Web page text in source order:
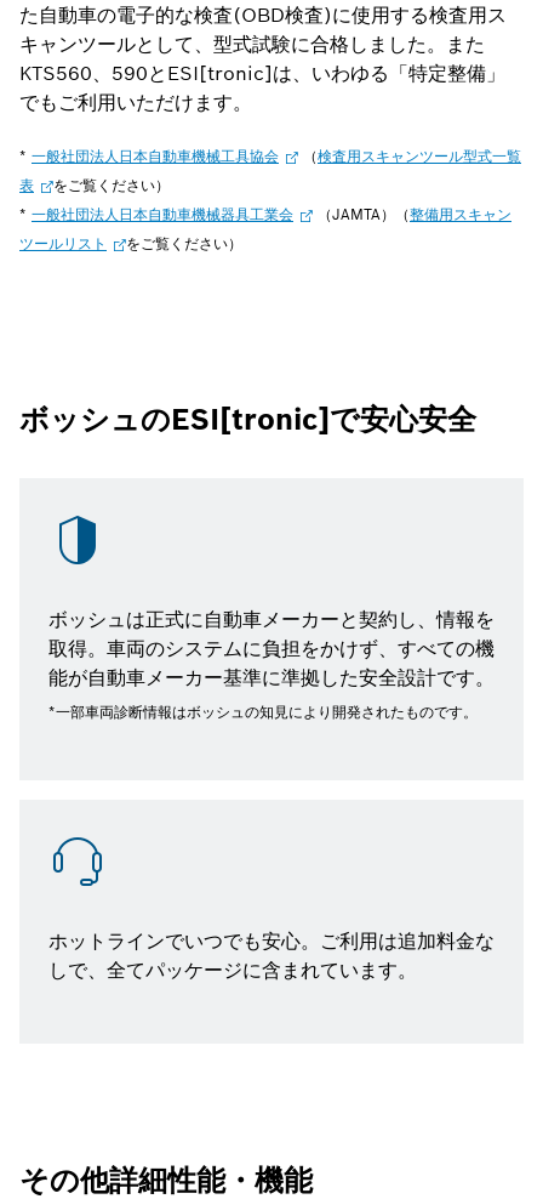
た自動車の電子的な検査(OBD検査)に使用する検査用ス
キャンツールとして、型式試験に合格しました。また
KTS560、590とESI[tronic]は、いわゆる「特定整備」
でもご利用いただけます。
* 一般社団法人日本自動車機械工具協会 （検査用スキャンツール型式一覧
表
をご覧ください）
* 一般社団法人日本自動車機械器具工業会 （JAMTA）（整備用スキャン
ツールリスト
をご覧ください）
ボッシュのESI[tronic]で安心安全
ボッシュは正式に自動車メーカーと契約し、情報を
取得。車両のシステムに負担をかけず、すべての機
能が自動車メーカー基準に準拠した安全設計です。
*一部車両診断情報はボッシュの知見により開発されたものです。
ホットラインでいつでも安心。ご利用は追加料金な
しで、全てパッケージに含まれています。
その他詳細性能・機能